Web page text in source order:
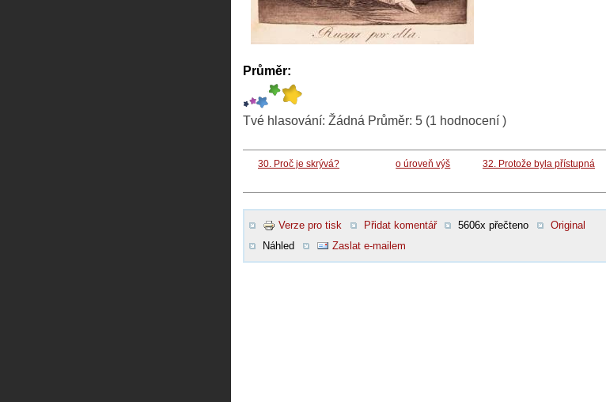
Průměr:
Tvé hlasování: Žádná Průměr: 5 (1 hodnocení )
30. Proč je skrývá? o úroveň výš 32. Protože byla přístupná
Verze pro tisk Přidat komentář 5606x přečteno
Original
Náhled
Zaslat e-mailem